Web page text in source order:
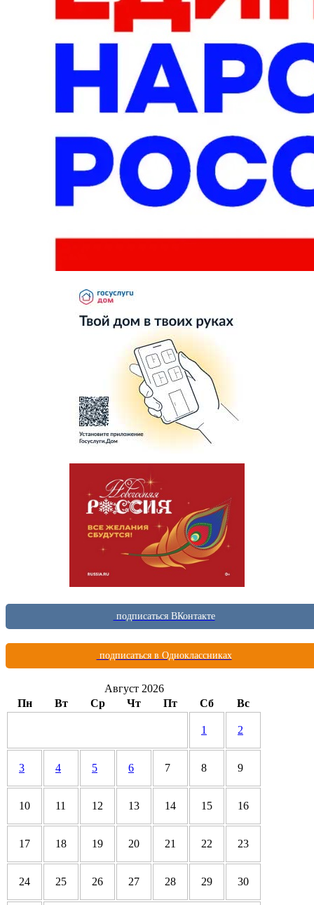
подписаться ВКонтакте
подписаться в Одноклассниках
Август 2026
Пн
Вт Ср Чт Пт Сб Вс
1 2
3 4 5 6 7 8 9
10 11 12 13 14 15 16
17 18 19 20 21 22 23
24 25 26 27 28 29 30